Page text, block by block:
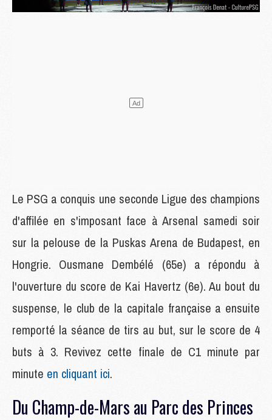
Le PSG a conquis une seconde Ligue des champions
d'affilée en s'imposant face à Arsenal samedi soir
sur la pelouse de la Puskas Arena de Budapest, en
Hongrie. Ousmane Dembélé (65e) a répondu à
l'ouverture du score de Kai Havertz (6e). Au bout du
suspense, le club de la capitale française a ensuite
remporté la séance de tirs au but, sur le score de 4
buts à 3. Revivez cette finale de C1 minute par
minute en cliquant ici.
Du Champ-de-Mars au Parc des Princes